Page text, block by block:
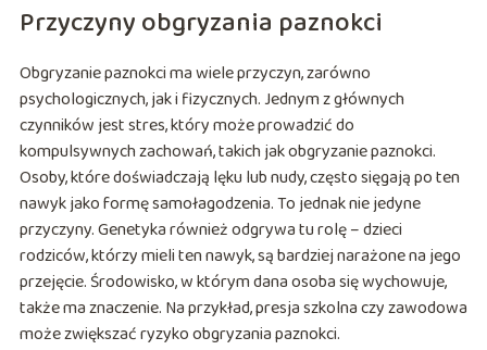
Przyczyny obgryzania paznokci
Obgryzanie paznokci ma wiele przyczyn, zarówno
psychologicznych, jak i fizycznych. Jednym z głównych
czynników jest stres, który może prowadzić do
kompulsywnych zachowań, takich jak obgryzanie paznokci.
Osoby, które doświadczają lęku lub nudy, często sięgają po ten
nawyk jako formę samołagodzenia. To jednak nie jedyne
przyczyny. Genetyka również odgrywa tu rolę – dzieci
rodziców, którzy mieli ten nawyk, są bardziej narażone na jego
przejęcie. Środowisko, w którym dana osoba się wychowuje,
także ma znaczenie. Na przykład, presja szkolna czy zawodowa
może zwiększać ryzyko obgryzania paznokci.